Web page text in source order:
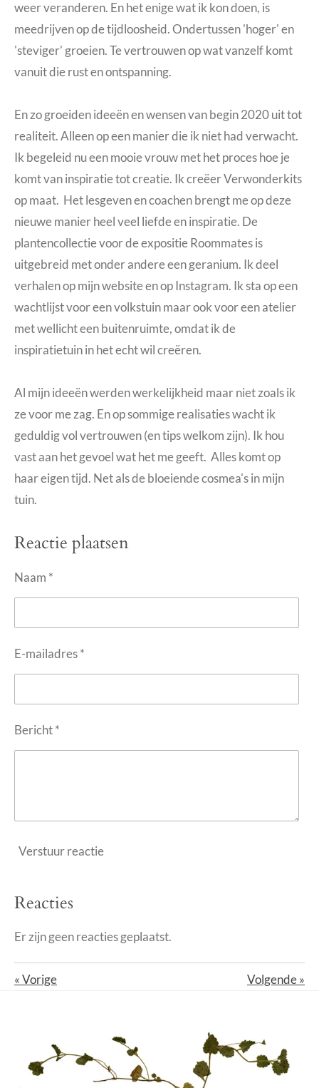
weer veranderen. En het enige wat ik kon doen, is
meedrijven op de tijdloosheid. Ondertussen 'hoger' en
'steviger' groeien. Te vertrouwen op wat vanzelf komt
vanuit die rust en ontspanning.
En zo groeiden ideeën en wensen van begin 2020 uit tot
realiteit. Alleen op een manier die ik niet had verwacht.
Ik begeleid nu een mooie vrouw met het proces hoe je
komt van inspiratie tot creatie. Ik creëer Verwonderkits
op maat. Het lesgeven en coachen brengt me op deze
nieuwe manier heel veel liefde en inspiratie. De
plantencollectie voor de expositie Roommates is
uitgebreid met onder andere een geranium. Ik deel
verhalenop mijn website en op Instagram. Ik sta op een
wachtlijst voor een volkstuin maar ook voor een atelier
met wellicht een buitenruimte, omdat ik de
inspiratietuin in het echt wil creëren.
Al mijn ideeën werden werkelijkheid maar niet zoals ik
ze voor me zag. En op sommige realisaties wacht ik
geduldig vol vertrouwen (en tips welkom zijn). Ik hou
vast aan het gevoel wat het me geeft. Alles komt op
haar eigen tijd. Net als de bloeiende cosmea's in mijn
tuin.
Reactie plaatsen
Naam *
E-mailadres *
Bericht *
Verstuur reactie
Reacties
Er zijn geen reacties geplaatst.
« Vorige Volgende »